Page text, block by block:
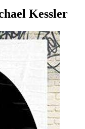
Kessler